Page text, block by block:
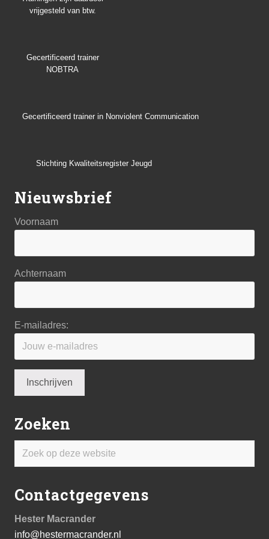
vrijgesteld van btw.
Gecertificeerd trainer
NOBTRA
Gecertificeerd trainer in Nonviolent Communication
Stichting Kwaliteitsregister Jeugd
Nieuwsbrief
Voornaam
Achternaam
E-mailadres:
Zoeken
Zoek
website
Contactgegevens
Hester Macrander
info@hestermacrander.nl